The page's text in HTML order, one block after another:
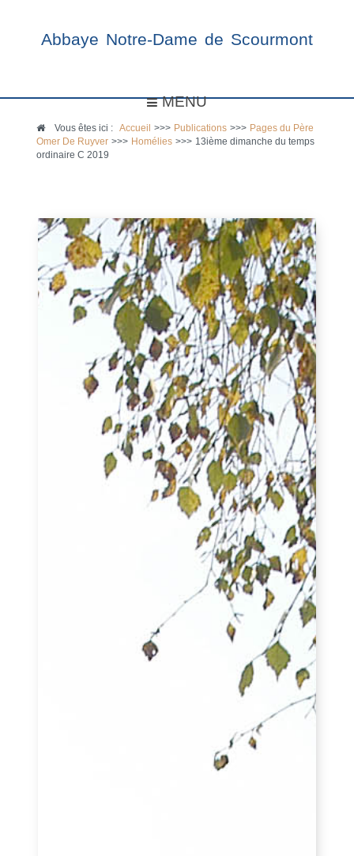
Abbaye Notre-Dame de Scourmont
MENU
Vous êtes ici :Accueil >>> Publications >>> Pages du Père
Omer De Ruyver >>> Homélies >>> 13ième dimanche du temps
ordinaire C 2019